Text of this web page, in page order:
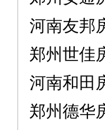
河南友邦
郑州世佳
河南和田
郑州德华